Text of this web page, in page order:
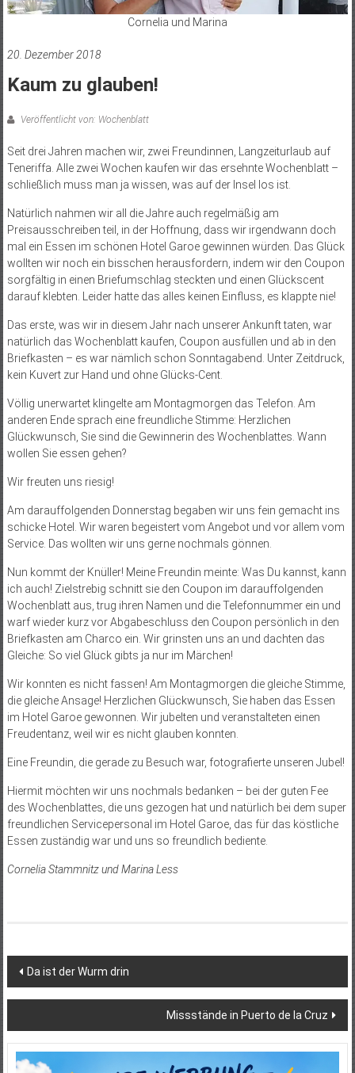
Cornelia und Marina
20. Dezember 2018
Kaum zu glauben!
Veröffentlicht von: Wochenblatt
Seit drei Jahren machen wir, zwei Freundinnen, Langzeiturlaub auf
Teneriffa. Alle zwei Wochen kaufen wir das ersehnte Wochenblatt –
schließlich muss man ja wissen, was auf der Insel los ist.
Natürlich nahmen wir all die Jahre auch regelmäßig am
Preisausschreiben teil, in der Hoffnung, dass wir irgendwann doch
mal ein Essen im schönen Hotel Garoe gewinnen würden. Das Glück
wollten wir noch ein bisschen herausfordern, indem wir den Coupon
sorgfältig in einen Briefumschlag steckten und einen Glückscent
darauf klebten. Leider hatte das alles keinen Einfluss, es klappte nie!
Das erste, was wir in diesem Jahr nach unserer Ankunft taten, war
natürlich das Wochenblatt kaufen, Coupon ausfüllen und ab in den
Briefkasten – es war nämlich schon Sonntagabend. Unter Zeitdruck,
kein Kuvert zur Hand und ohne Glücks-Cent.
Völlig unerwartet klingelte am Montagmorgen das Telefon. Am
anderen Ende sprach eine freundliche Stimme: Herzlichen
Glückwunsch, Sie sind die Gewinnerin des Wochenblattes. Wann
wollen Sie essen gehen?
Wir freuten uns riesig!
Am darauffolgenden Donnerstag begaben wir uns fein gemacht ins
schicke Hotel. Wir waren begeistert vom Angebot und vor allem vom
Service. Das wollten wir uns gerne nochmals gönnen.
Nun kommt der Knüller! Meine Freundin meinte: Was Du kannst, kann
ich auch! Zielstrebig schnitt sie den Coupon im darauffolgenden
Wochenblatt aus, trug ihren Namen und die Telefonnummer ein und
warf wieder kurz vor Abgabeschluss den Coupon persönlich in den
Briefkasten am Charco ein. Wir grinsten uns an und dachten das
Gleiche: So viel Glück gibts ja nur im Märchen!
Wir konnten es nicht fassen! Am Montagmorgen die gleiche Stimme,
die gleiche Ansage! Herzlichen Glückwunsch, Sie haben das Essen
im Hotel Garoe gewonnen. Wir jubelten und veranstalteten einen
Freudentanz, weil wir es nicht glauben konnten.
Eine Freundin, die gerade zu Besuch war, fotografierte unseren Jubel!
Hiermit möchten wir uns nochmals bedanken – bei der guten Fee
des Wochenblattes, die uns gezogen hat und natürlich bei dem super
freundlichen Servicepersonal im Hotel Garoe, das für das köstliche
Essen zuständig war und uns so freundlich bediente.
Cornelia Stammnitz und Marina Less
Beitragsnavigation
Da ist der Wurm drin
Missstände in Puerto de la Cruz